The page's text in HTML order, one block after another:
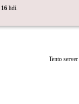
16 lidí.
Tento